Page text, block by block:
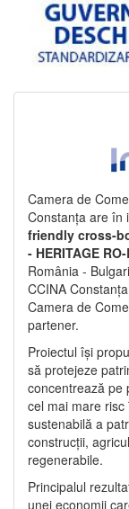
Camera de
Constanța are în
friendly cross-
- HERITAGE
România -
CCINA
Camera de
partener.
Proiectul își
să protejeze
concentrează pe
cel mai mare
sustenabilă a
construcții,
regenerabile.
Principalul
unei economii